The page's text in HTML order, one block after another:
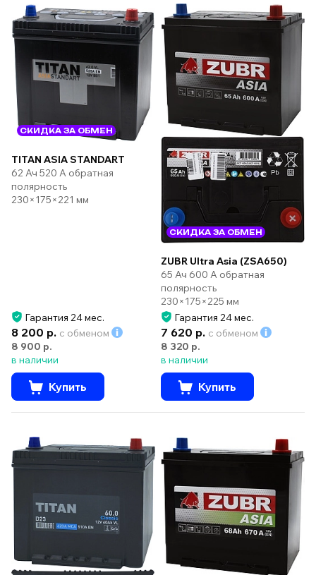
СКИДКА ЗА ОБМЕН
TITAN ASIA STANDART
62 Ач 520 А обратная
полярность
230×175×221 мм
Гарантия 24 мес.
8 200 р. с обменом
8 900 р.
в наличии
Купить
СКИДКА ЗА ОБМЕН
ZUBR Ultra Asia (ZSA650)
65 Ач 600 А обратная
полярность
230×175×225 мм
Гарантия 24 мес.
7 620 р. с обменом
8 320 р.
в наличии
Купить